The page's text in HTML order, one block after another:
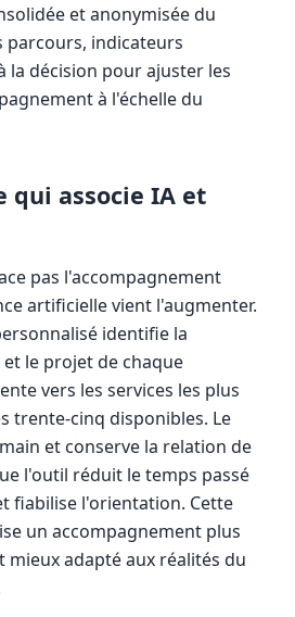
et anonymisée du
parcours, indicateurs
la décision pour ajuster les
à l'échelle du
qui associe IA et
pas l'accompagnement
artificielle vient l'augmenter.
identifie la
le projet de chaque
vers les services les plus
trente-cinq disponibles. Le
et conserve la relation de
l'outil réduit le temps passé
fiabilise l'orientation. Cette
un accompagnement plus
mieux adapté aux réalités du